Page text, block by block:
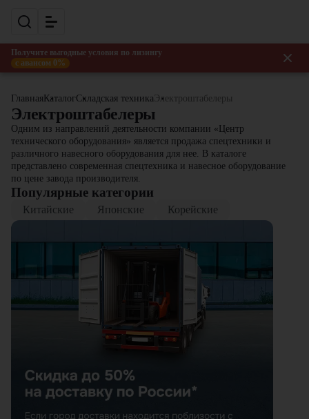
Получите выгодные условия по лизингу
с авансом 0%
Главная КаталогСкладская техника Электроштабелеры
Электроштабелеры
Одним из направлений деятельности компании «Центр
технического оборудования» является продажа спецтехники и
различного навесного оборудования для нее. В каталоге
представлено современная спецтехника и навесное оборудование
по цене завода производителя.
Популярные категории
Китайские Японские Корейские